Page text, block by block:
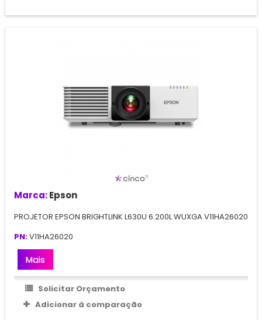
Marca:Epson
PROJETOR EPSON BRIGHTLINK L630U 6.200L WUXGA V11HA26020
PN:V11HA26020
Mais
Solicitar Orçamento
Adicionar à comparação